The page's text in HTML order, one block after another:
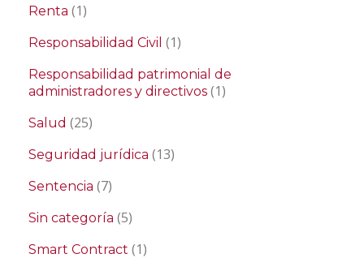
Renta (1)
Responsabilidad Civil (1)
Responsabilidad patrimonial de
administradores y directivos (1)
Salud (25)
Seguridad jurídica (13)
Sentencia (7)
Sin categoría (5)
Smart Contract (1)